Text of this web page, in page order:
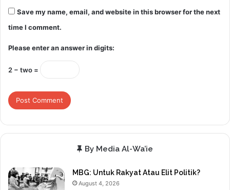
Save my name, email, and website in this browser for the next
time I comment.
Please enter an answer in digits:
2 − two =
By Media Al-Wa’ie
MBG: Untuk Rakyat Atau Elit Politik?
August 4, 2026